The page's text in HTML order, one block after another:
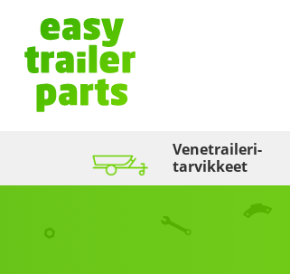
Venetraileri­
tarvikkeet